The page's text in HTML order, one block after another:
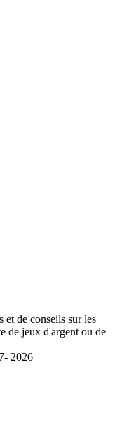
et de conseils sur les
de jeux d'argent ou de
2026